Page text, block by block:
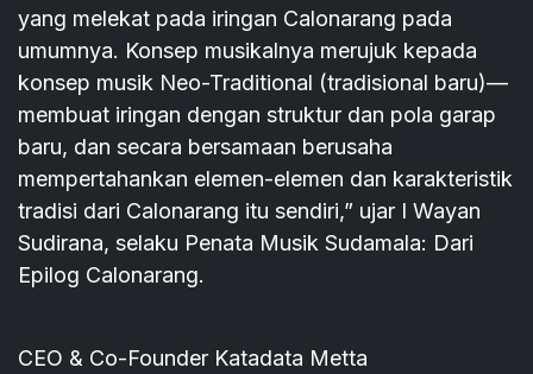
yang melekat pada iringan Calonarang pada
umumnya. Konsep musikalnya merujuk kepada
konsep musik Neo-Traditional (tradisional baru)—
membuat iringan dengan struktur dan pola garap
baru, dan secara bersamaan berusaha
mempertahankan elemen-elemen dan karakteristik
tradisi dari Calonarang itu sendiri,” ujar I Wayan
Sudirana, selaku Penata Musik Sudamala: Dari
Epilog Calonarang.
CEO & Co-Founder Katadata Metta